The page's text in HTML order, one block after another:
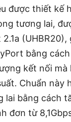
được thiết kế
tương lai,
(UHBR20),
bằng
kết nối mà
Chuẩn này
lai bằng cách
đơn từ